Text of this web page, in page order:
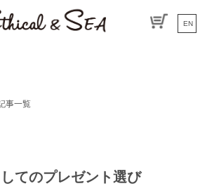
EN
事一覧
てのプレゼント選び